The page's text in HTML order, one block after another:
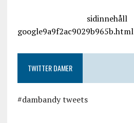
sidinnehåll
google9a9f2ac9029b965b.html
TWITTER DAMER
#dambandy tweets